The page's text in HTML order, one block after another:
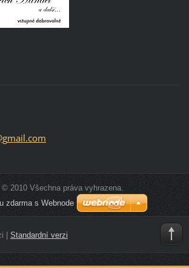
mail.com
© 2010 Všechna práva vyhrazena.
zdarma s Webnode
| Standardní verzi